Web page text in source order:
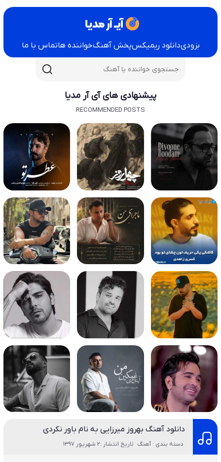
بزودیدانلود ریمیکسپخش آهنگخواننده هاتماس با ما
پیشنهادی های آی آر مدیا
RECOMMENDED POSTS
دانلود آهنگ بهروز میرزایی به نام باور نکردی
دسته بندی : آهنگ تاریخ انتشار :2 شهریور 1397